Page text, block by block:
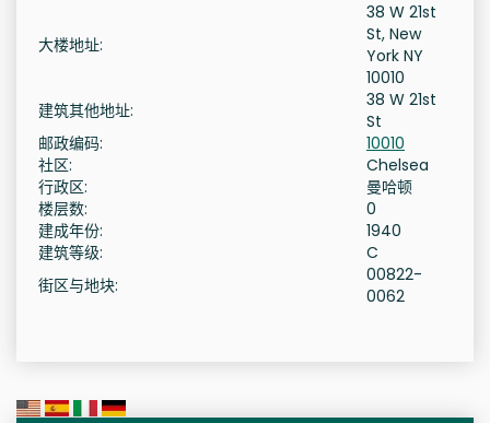
大楼地址:
38 W 21st
St, New
York NY
10010
建筑其他地址:
38 W 21st
St
邮政编码:
10010
社区:
Chelsea
行政区:
曼哈顿
楼层数:
0
建成年份:
1940
建筑等级:
C
街区与地块:
00822-
0062